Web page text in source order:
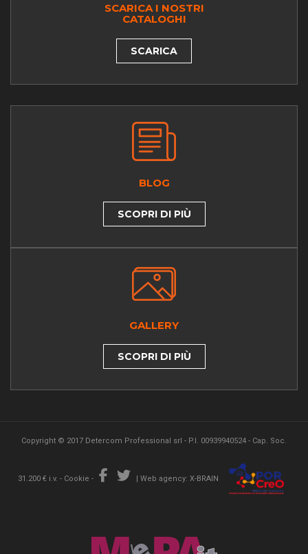
SCARICA I NOSTRI
CATALOGHI
SCARICA
BLOG
SCOPRI DI PIÙ
GALLERY
SCOPRI DI PIÙ
Copyright © 2017 Detercom Professional srl - P.I. 00939940524 - Cap. Soc.
31.200 € i.v. - Cookie - | Web agency: X-BRAIN